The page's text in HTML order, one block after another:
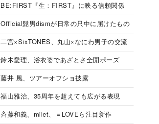
BE:FIRST『生：FIRST』に映る信頼関係
Official髭男dismが日常の只中に届けたもの
二宮×SixTONES、丸山×なにわ男子の交流
鈴木愛理、浴衣姿であざとさ全開ポーズ
藤井 風、ツアーオフショ披露
福山雅治、35周年を超えても広がる表現
斉藤和義、milet、＝LOVEら注目新作